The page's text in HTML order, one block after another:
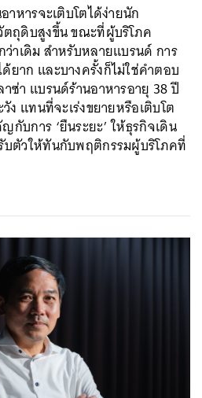
าหารจะเติบโตได้ง่ายนัก
ถุดิบสูงขึ้น ขณะที่ผู้บริโภค
ว่าเดิม สำหรับหลายแบรนด์ การ
ยาก และบางครั้งก็ไม่ใช่คำตอบ
ซ่า แบรนด์ร้านอาหารอายุ 38 ปี
ง แทนที่จะเร่งขยายหรือเติบโต
บการ ‘ยืนระยะ’ ให้ธุรกิจเดิน
ตัวให้ทันกับพฤติกรรมผู้บริโภคที่